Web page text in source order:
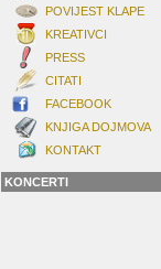
POVIJEST KLAPE
KREATIVCI
PRESS
CITATI
FACEBOOK
KNJIGA DOJMOVA
KONTAKT
KONCERTI